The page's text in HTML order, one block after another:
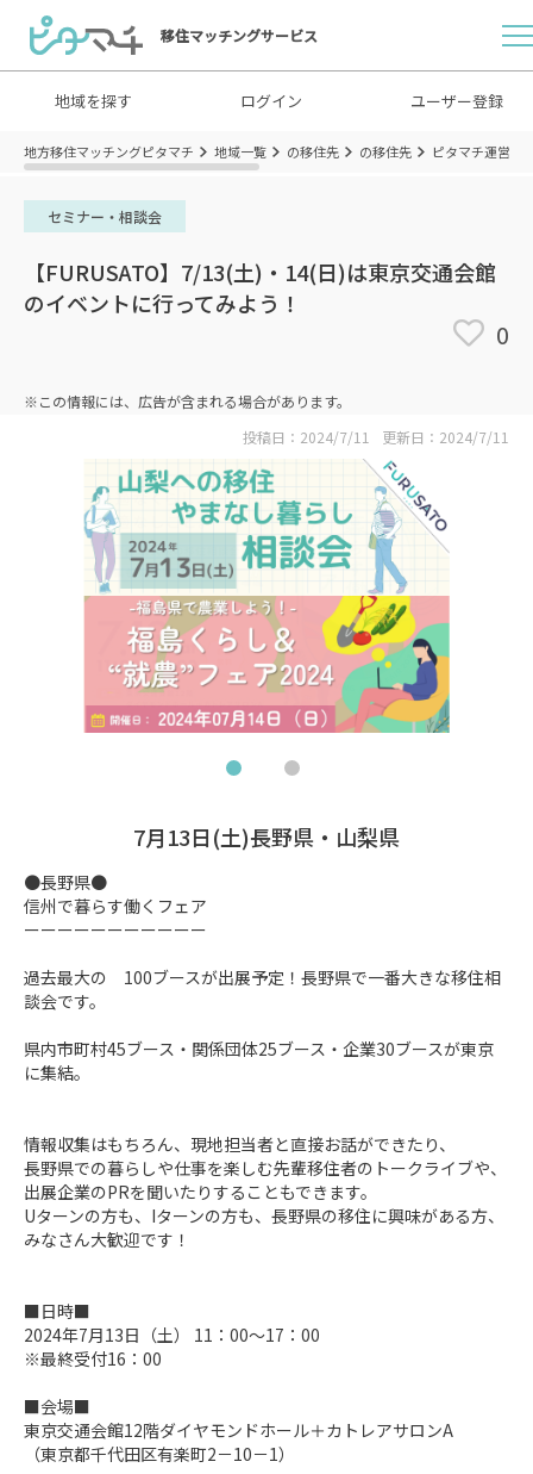
移住マッチングサービス
地域を探す ログイン ユーザー登録
地方移住マッチングピタマチ 地域一覧 の移住先 の移住先 ピタマチ運営事
セミナー・相談会
【FURUSATO】7/13(土)・14(日)は東京交通会館
のイベントに行ってみよう！
0
※この情報には、広告が含まれる場合があります。
投稿日：2024/7/11
更新日：2024/7/11
7月13日(土)長野県・山梨県
●長野県●
信州で暮らす働くフェア
ーーーーーーーーーーー
過去最大の　100ブースが出展予定！長野県で一番大きな移住相
談会です。
県内市町村45ブース・関係団体25ブース・企業30ブースが東京
に集結。
情報収集はもちろん、現地担当者と直接お話ができたり、
長野県での暮らしや仕事を楽しむ先輩移住者のトークライブや、
出展企業のPRを聞いたりすることもできます。
Uターンの方も、Iターンの方も、長野県の移住に興味がある方、
みなさん大歓迎です！
■日時■
2024年7月13日（土） 11：00～17：00
※最終受付16：00
■会場■
東京交通会館12階ダイヤモンドホール＋カトレアサロンA
（東京都千代田区有楽町2－10－1）